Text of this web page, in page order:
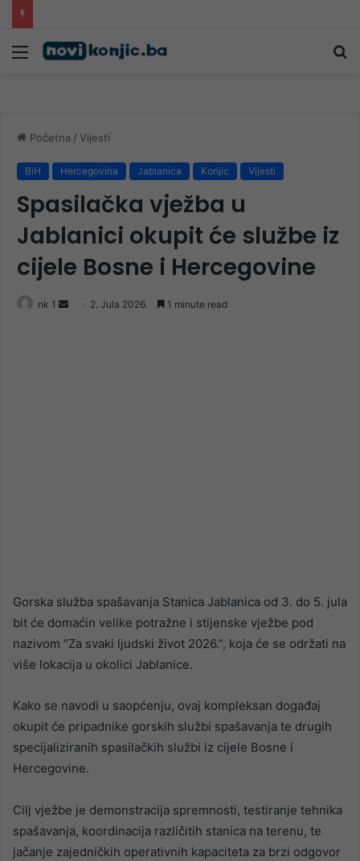
Meni
Početna / Vijesti
BiH Hercegovina Jablanica Konjic Vijesti
Spasilačka vježba u
Jablanici okupit će službe iz
cijele Bosne i Hercegovine
nk 1
Send 2. Jula 2026. 1 minute read
Gorska služba spašavanja Stanica Jablanica od 3. do 5. jula
bit će domaćin velike potražne i stijenske vježbe pod
nazivom “Za svaki ljudski život 2026.”, koja će se održati na
više lokacija u okolici Jablanice.
Kako se navodi u saopćenju, ovaj kompleksan događaj
okupit će pripadnike gorskih službi spašavanja te drugih
specijaliziranih spasilačkih službi iz cijele Bosne i
Hercegovine.
Cilj vježbe je demonstracija spremnosti, testiranje tehnika
spašavanja, koordinacija različitih stanica na terenu, te
jačanje zajedničkih operativnih kapaciteta za brzi odgovor